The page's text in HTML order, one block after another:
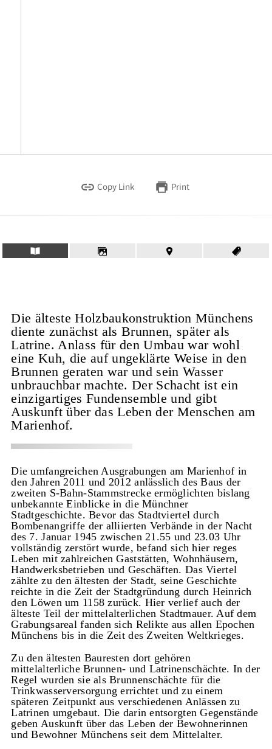
Copy Link Print
Die älteste Holzbaukonstruktion Münchens
diente zunächst als Brunnen, später als
Latrine. Anlass für den Umbau war wohl
eine Kuh, die auf ungeklärte Weise in den
Brunnen geraten war und sein Wasser
unbrauchbar machte. Der Schacht ist ein
einzigartiges Fundensemble und gibt
Auskunft über das Leben der Menschen am
Marienhof.
Die umfangreichen Ausgrabungen am Marienhof in
den Jahren 2011 und 2012 anlässlich des Baus der
zweiten S-Bahn-Stammstrecke ermöglichten bislang
unbekannte Einblicke in die Münchner
Stadtgeschichte. Bevor das Stadtviertel durch
Bombenangriffe der alliierten Verbände in der Nacht
des 7. Januar 1945 zwischen 21.55 und 23.03 Uhr
vollständig zerstört wurde, befand sich hier reges
Leben mit zahlreichen Gaststätten, Wohnhäusern,
Handwerksbetrieben und Geschäften. Das Viertel
zählte zu den ältesten der Stadt, seine Geschichte
reichte in die Zeit der Stadtgründung durch Heinrich
den Löwen um 1158 zurück. Hier verlief auch der
älteste Teil der mittelalterlichen Stadtmauer. Auf dem
Grabungsareal fanden sich Relikte aus allen Epochen
Münchens bis in die Zeit des Zweiten Weltkrieges.
Zu den ältesten Bauresten dort gehören
mittelalterliche Brunnen- und Latrinenschächte. In der
Regel wurden sie als Brunnenschächte für die
Trinkwasserversorgung errichtet und zu einem
späteren Zeitpunkt aus verschiedenen Anlässen zu
Latrinen umgebaut. Die darin entsorgten Gegenstände
geben Auskunft über das Leben der Bewohnerinnen
und Bewohner Münchens seit dem Mittelalter.